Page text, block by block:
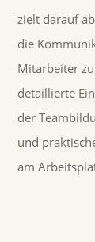
zielt darauf
die
Mitarbeiter
detaillierte
der
und
am